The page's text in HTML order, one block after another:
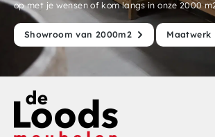
op met je wensen of kom langs in onze 2000
Showroom van 2000m2 Maatwerk